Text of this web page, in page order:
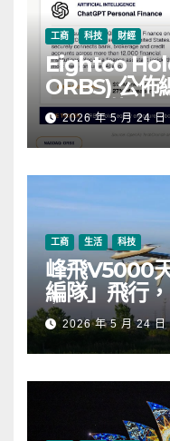
工商 科技 財經
Eightco
ORBS) 公佈
元，涵蓋
Industries、
幣 (ETH) 及
幣
2026 年 5 月 24 日
工商 生活 科技
峰飛V5000
編隊」飛行
段2026 年 5 月 24 日